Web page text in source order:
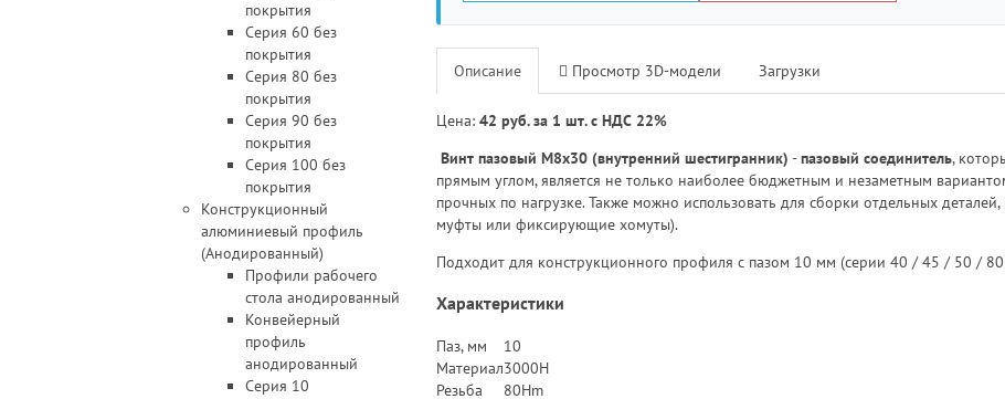
Описание Просмотр 3D-модели Загрузки
Цена: 42 руб. за 1 шт. с НДС 22%
Винт пазовый M8x30 (внутренний шестигранник) -пазовый соединитель,
прямым углом, является не только наиболее бюджетным и незаметным
прочных по нагрузке. Также можно использовать для сборки отдельных
муфты или фиксирующие хомуты).
Подходит для конструкционного профиля с пазом 10 мм (серии 40 / 45 / 50 /
Характеристики
Паз, мм
10
Материал3000H
Резьба
80Hm
покрытия
Серия 60 без
покрытия
Серия 80 без
покрытия
Серия 90 без
покрытия
Серия 100 без
покрытия
Конструкционный
алюминиевый профиль
(Анодированный)
Профили рабочего
стола анодированный
Конвейерный
профиль
анодированный
Серия 10